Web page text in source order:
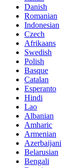
Danish
Romanian
Indonesian
Czech
Afrikaans
Swedish
Polish
Basque
Catalan
Esperanto
Hindi
Lao
Albanian
Amharic
Armenian
Azerbaijani
Belarusian
Bengali